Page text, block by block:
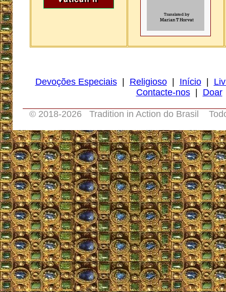
Devoções Especiais| Religioso| Início|
Contacte-nos| Doar
© 2018-2026 Tradition in Action do Brasil